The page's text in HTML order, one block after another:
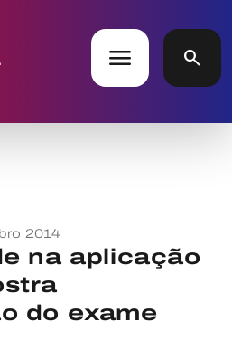
menu search
2014
na aplicação
do exame